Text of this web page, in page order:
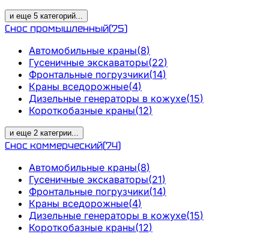
и еще 5 категорий...
Снос промышленный(75)
Автомобильные краны(8)
Гусеничные экскаваторы(22)
Фронтальные погрузчики(14)
Краны вседорожные(4)
Дизельные генераторы в кожухе(15)
Короткобазные краны(12)
и еще 2 категрии...
Снос коммерческий(74)
Автомобильные краны(8)
Гусеничные экскаваторы(21)
Фронтальные погрузчики(14)
Краны вседорожные(4)
Дизельные генераторы в кожухе(15)
Короткобазные краны(12)